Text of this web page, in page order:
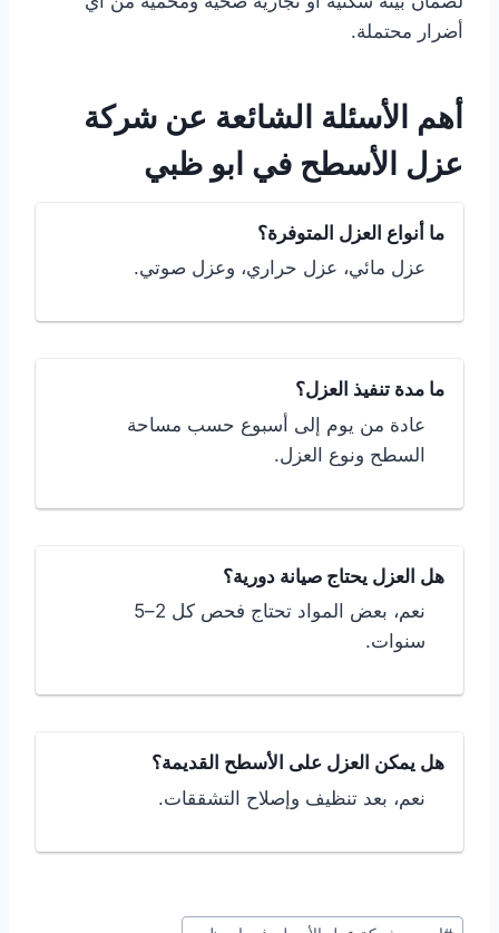
أضرار محتملة.
أهم الأسئلة الشائعة عن شركة
عزل الأسطح في ابو ظبي
ما أنواع العزل المتوفرة؟
عزل مائي، عزل حراري، وعزل صوتي.
ما مدة تنفيذ العزل؟
عادة من يوم إلى أسبوع حسب مساحة
السطح ونوع العزل.
هل العزل يحتاج صيانة دورية؟
نعم، بعض المواد تحتاج فحص كل 2–5
سنوات.
هل يمكن العزل على الأسطح القديمة؟
نعم، بعد تنظيف وإصلاح التشققات.
وسوم